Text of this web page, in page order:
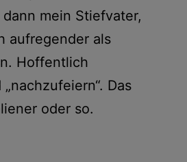
mein Stiefvater,
aufregender als
Hoffentlich
Das
oder so.